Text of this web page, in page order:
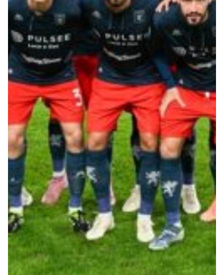
Summer Sale
Mare
Accessori
Party
Outlet
Helan x Genoa
Isolani x Genoa
Gift Card Online Store